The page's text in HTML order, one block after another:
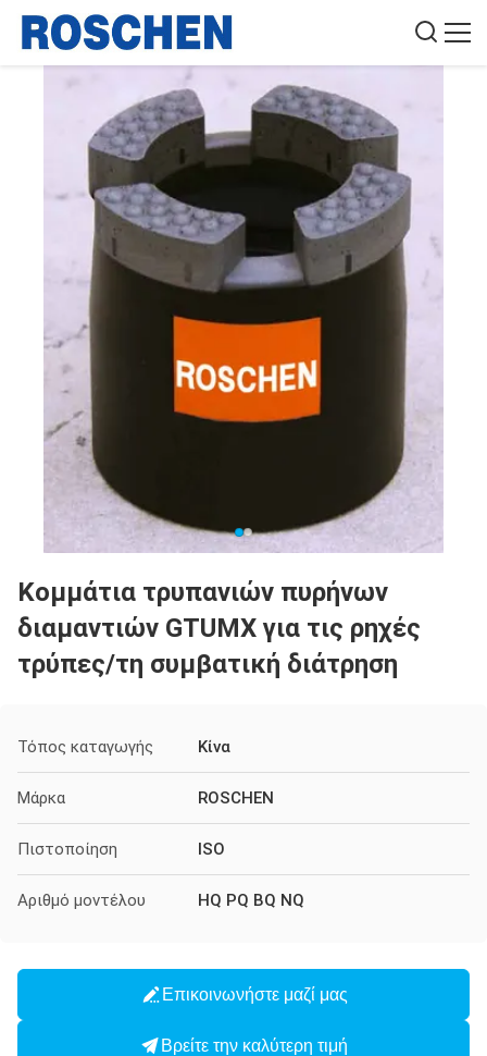
Κομμάτια τρυπανιών πυρήνων
διαμαντιών GTUMX για τις ρηχές
τρύπες/τη συμβατική διάτρηση
Τόπος καταγωγής Κίνα
Μάρκα ROSCHEN
Πιστοποίηση ISO
Αριθμό μοντέλου HQ PQ BQ NQ
Επικοινωνήστε μαζί μας
Βρείτε την καλύτερη τιμή